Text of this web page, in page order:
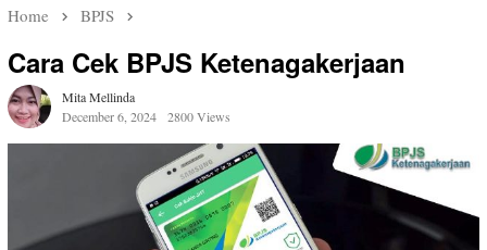
Home BPJS
Cara Cek BPJS Ketenagakerjaan
Mita Mellinda
December 6, 2024
2800 Views